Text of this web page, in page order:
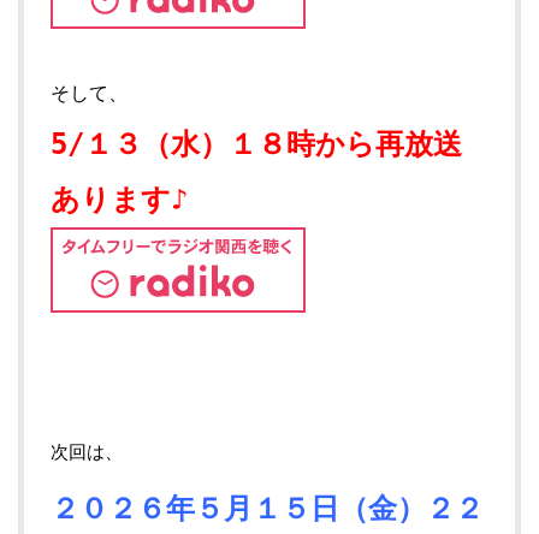
そして、
5/１３
（水）１８時から再放送
あります♪
次回は、
２０２６年５月１５ 日（金）２２